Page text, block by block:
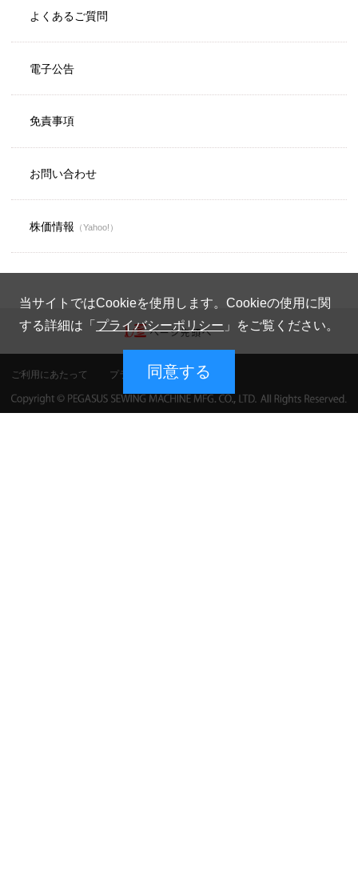
よくあるご質問
電子公告
免責事項
お問い合わせ
株価情報 （Yahoo!）
ご利用にあたって プライバシーポリシー
当サイトではCookieを使用します。Cookieの使用に関
する詳細は「 プライバシーポリシー 」をご覧ください。
同意する